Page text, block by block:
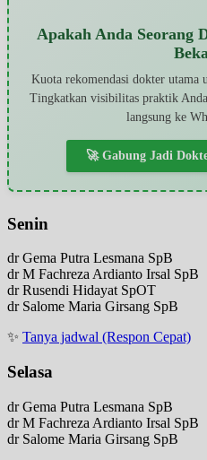
Apakah Anda Seorang
Kuota rekomendasi dokter utama
Tingkatkan visibilitas praktik
langsung ke
🚀 Gabung Jadi
Senin
dr Gema Putra Lesmana SpB
dr M Fachreza Ardianto Irsal SpB
dr Rusendi Hidayat SpOT
dr Salome Maria Girsang SpB
✨ Tanya jadwal (Respon Cepat)
Selasa
dr Gema Putra Lesmana SpB
dr M Fachreza Ardianto Irsal SpB
dr Salome Maria Girsang SpB